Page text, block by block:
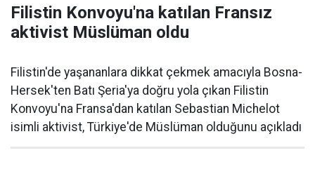
Filistin Konvoyu'na katılan Fransız
aktivist Müslüman oldu
Filistin'de yaşananlara dikkat çekmek amacıyla Bosna-
Hersek'ten Batı Şeria'ya doğru yola çıkan Filistin
Konvoyu'na Fransa'dan katılan Sebastian Michelot
isimli aktivist, Türkiye'de Müslüman olduğunu açıkladı